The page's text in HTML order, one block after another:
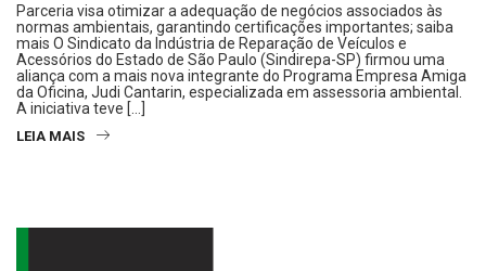
Parceria visa otimizar a adequação de negócios associados às
normas ambientais, garantindo certificações importantes; saiba
mais O Sindicato da Indústria de Reparação de Veículos e
Acessórios do Estado de São Paulo (Sindirepa-SP) firmou uma
aliança com a mais nova integrante do Programa Empresa Amiga
da Oficina, Judi Cantarin, especializada em assessoria ambiental.
A iniciativa teve […]
LEIA MAIS